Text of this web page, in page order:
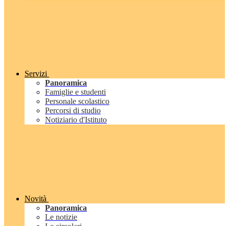
Servizi
Panoramica
Famiglie e studenti
Personale scolastico
Percorsi di studio
Notiziario d'Istituto
Novità
Panoramica
Le notizie